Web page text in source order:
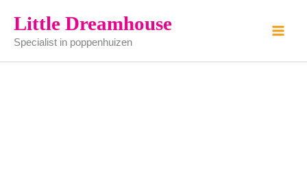
naar
inhoud
Little Dreamhouse
Specialist in poppenhuizen
(smeedijzer)
aantal